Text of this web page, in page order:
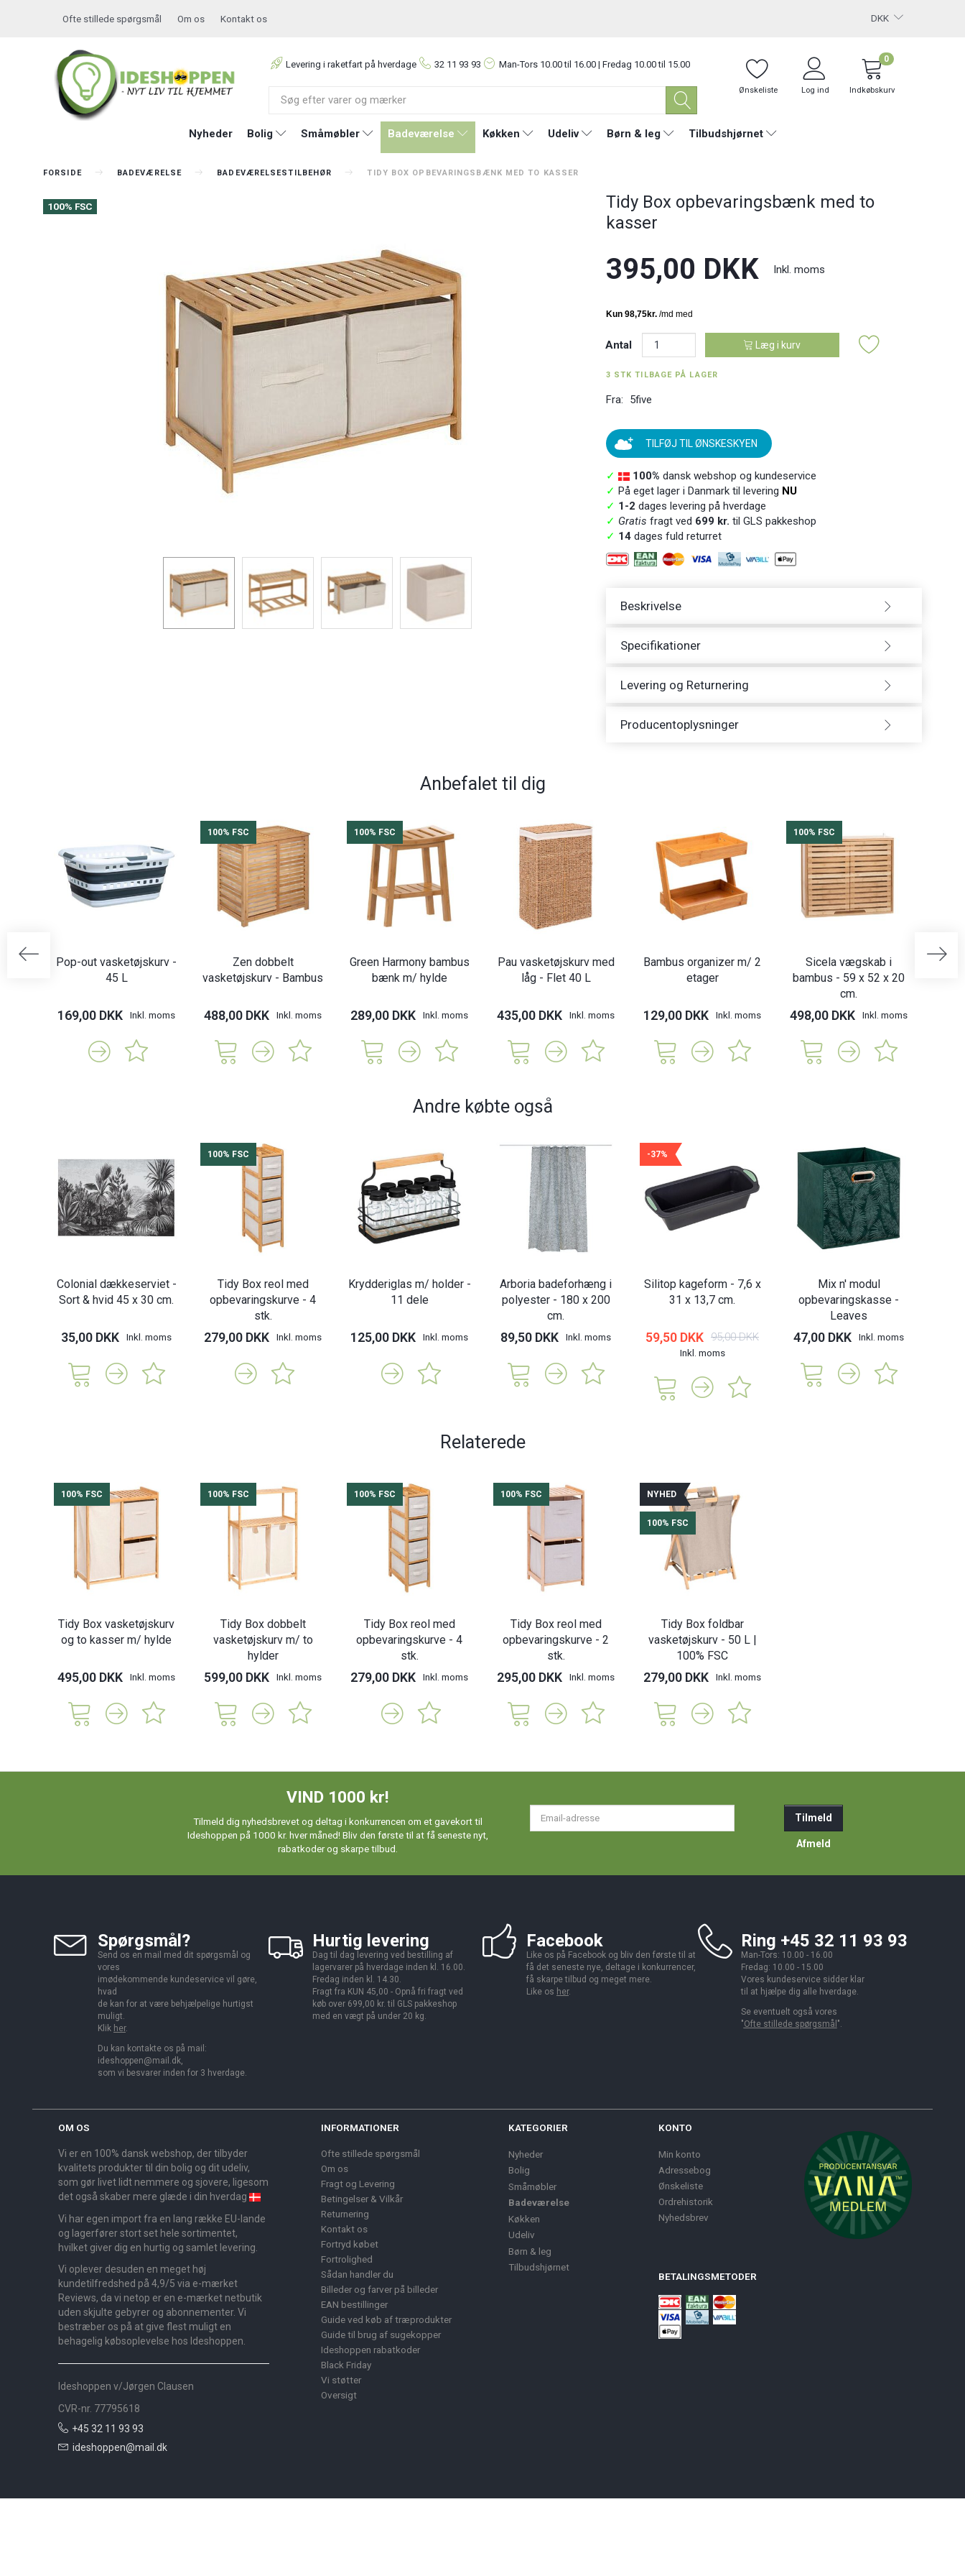
DKK
Ofte stillede spørgsmål Om os Kontakt os
Levering i raketfart på hverdage 32 11 93 93 Man-Tors 10.00 til 16.00 | Fredag 10.00 til 15.00
Ønskeliste Log ind Indkøbskurv
0
Nyheder Bolig Småmøbler Badeværelse Køkken Udeliv Børn & leg Tilbudshjørnet
FORSIDE BADEVÆRELSE BADEVÆRELSESTILBEHØR TIDY BOX OPBEVARINGSBÆNK MED TO KASSER
100% FSC
Tidy Box opbevaringsbænk med to
kasser
395,00 DKK Inkl. moms
Antal Læg i kurv
3 STK TILBAGE PÅ LAGER
Fra: 5five
TILFØJ TIL ØNSKESKYEN
✓ 100% dansk webshop og kundeservice
✓ På eget lager i Danmark til levering NU
✓ 1-2 dages levering på hverdage
✓ Gratis fragt ved 699 kr. til GLS pakkeshop
✓ 14dages fuld returret
Beskrivelse
Specifikationer
Levering og Returnering
Producentoplysninger
Anbefalet til dig
Pop-out vasketøjskurv -
45 L
169,00 DKK Inkl. moms
100% FSC
Zen dobbelt
vasketøjskurv - Bambus
488,00 DKK Inkl. moms
100% FSC
Green Harmony bambus
bænk m/ hylde
289,00 DKK Inkl. moms
Pau vasketøjskurv med
låg - Flet 40 L
435,00 DKK Inkl. moms
Bambus organizer m/ 2
etager
129,00 DKK Inkl. moms
100% FSC
Sicela vægskab i
bambus - 59 x 52 x 20
cm.
498,00 DKK Inkl. moms
Andre købte også
Colonial dækkeserviet -
Sort & hvid 45 x 30 cm.
35,00 DKK Inkl. moms
100% FSC
Tidy Box reol med
opbevaringskurve - 4
stk.
279,00 DKK Inkl. moms
Krydderiglas m/ holder -
11 dele
125,00 DKK Inkl. moms
Arboria badeforhæng i
polyester - 180 x 200
cm.
89,50 DKK Inkl. moms
-37%
Silitop kageform - 7,6 x
31 x 13,7 cm.
59,50 DKK 95,00 DKK
Inkl. moms
Mix n' modul
opbevaringskasse -
Leaves
47,00 DKK Inkl. moms
Relaterede
100% FSC
Tidy Box vasketøjskurv
og to kasser m/ hylde
495,00 DKK Inkl. moms
100% FSC
Tidy Box dobbelt
vasketøjskurv m/ to
hylder
599,00 DKK Inkl. moms
100% FSC
Tidy Box reol med
opbevaringskurve - 4
stk.
279,00 DKK Inkl. moms
100% FSC
Tidy Box reol med
opbevaringskurve - 2
stk.
295,00 DKK Inkl. moms
NYHED
100% FSC
Tidy Box foldbar
vasketøjskurv - 50 L |
100% FSC
279,00 DKK Inkl. moms
VIND 1000 kr!
Tilmeld dig nyhedsbrevet og deltag i konkurrencen om et gavekort til
Ideshoppen på 1000 kr. hver måned! Bliv den første til at få seneste nyt,
rabatkoder og skarpe tilbud.
Tilmeld
Afmeld
Spørgsmål?
Send os en mail med dit spørgsmål og
vores
imødekommende kundeservice vil gøre,
hvad
de kan for at være behjælpelige hurtigst
muligt.
Klik her.
Du kan kontakte os på mail:
ideshoppen@mail.dk,
som vi besvarer inden for 3 hverdage.
Hurtig levering
Dag til dag levering ved bestilling af
lagervarer på hverdage inden kl. 16.00.
Fredag inden kl. 14.30.
Fragt fra KUN 45,00 - Opnå fri fragt ved
køb over 699,00 kr. til GLS pakkeshop
med en vægt på under 20 kg.
Facebook
Like os på Facebook og bliv den første til at
få det seneste nye, deltage i konkurrencer,
få skarpe tilbud og meget mere.
Like os her.
Ring +45 32 11 93 93
Man-Tors: 10.00 - 16.00
Fredag: 10.00 - 15.00
Vores kundeservice sidder klar
til at hjælpe dig alle hverdage.
Se eventuelt også vores
"Ofte stillede spørgsmål ".
OM OS
Vi er en 100% dansk webshop, der tilbyder
kvalitets produkter til din bolig og dit udeliv,
som gør livet lidt nemmere og sjovere, ligesom
det også skaber mere glæde i din hverdag
Vi har egen import fra en lang række EU-lande
og lagerfører stort set hele sortimentet,
hvilket giver dig en hurtig og samlet levering.
Vi oplever desuden en meget høj
kundetilfredshed på 4,9/5 via e-mærket
Reviews, da vi netop er en e-mærket netbutik
uden skjulte gebyrer og abonnementer. Vi
bestræber os på at give flest muligt en
behagelig købsoplevelse hos Ideshoppen.
Ideshoppen v/Jørgen Clausen
CVR-nr. 77795618
+45 32 11 93 93
ideshoppen@mail.dk
INFORMATIONER
Ofte stillede spørgsmål
Om os
Fragt og Levering
Betingelser & Vilkår
Returnering
Kontakt os
Fortryd købet
Fortrolighed
Sådan handler du
Billeder og farver på billeder
EAN bestillinger
Guide ved køb af træprodukter
Guide til brug af sugekopper
Ideshoppen rabatkoder
Black Friday
Vi støtter
Oversigt
KATEGORIER
Nyheder
Bolig
Småmøbler
Badeværelse
Køkken
Udeliv
Børn & leg
Tilbudshjørnet
KONTO
Min konto
Adressebog
Ønskeliste
Ordrehistorik
Nyhedsbrev
BETALINGSMETODER